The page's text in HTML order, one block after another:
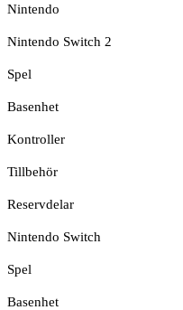
Nintendo
Nintendo Switch 2
Spel
Basenhet
Kontroller
Tillbehör
Reservdelar
Nintendo Switch
Spel
Basenhet